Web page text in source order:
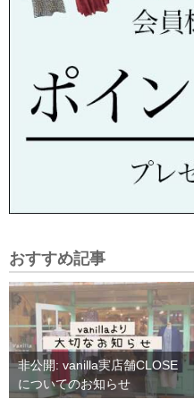
おすすめ記事
非公開: vanilla実店舗CLOSE
についてのお知らせ